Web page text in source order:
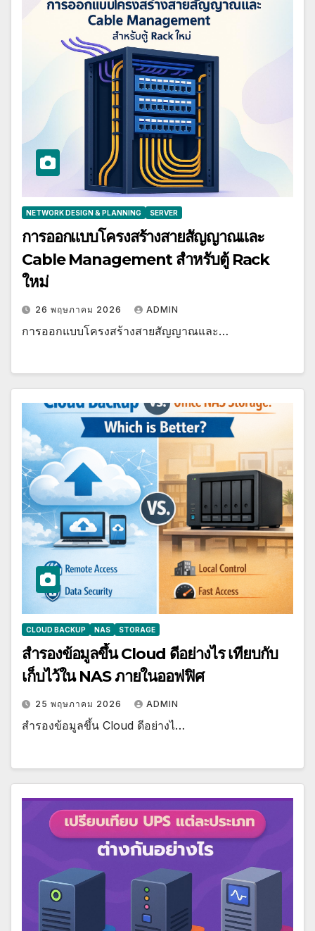
NETWORK DESIGN & PLANNING SERVER
การออกแบบโครงสร้างสายสัญญาณและ
Cable Management สำหรับตู้ Rack
ใหม่
26 พฤษภาคม 2026 ADMIN
การออกแบบโครงสร้างสายสัญญาณและ…
CLOUD BACKUP NAS STORAGE
สำรองข้อมูลขึ้น Cloud ดีอย่างไร เทียบกับ
เก็บไว้ใน NAS ภายในออฟฟิศ
25 พฤษภาคม 2026 ADMIN
สำรองข้อมูลขึ้น Cloud ดีอย่างไ…